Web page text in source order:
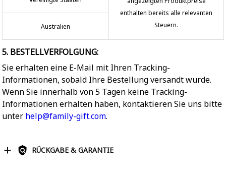
enthalten bereits alle relevanten
Steuern.
Australien
5. BESTELLVERFOLGUNG:
Sie erhalten eine E-Mail mit Ihren Tracking-
Informationen, sobald Ihre Bestellung versandt wurde.
Wenn Sie innerhalb von 5 Tagen keine Tracking-
Informationen erhalten haben, kontaktieren Sie uns bitte
unter help@family-gift.com.
RÜCKGABE & GARANTIE